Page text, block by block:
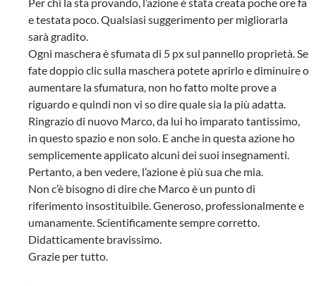
Per chi la sta provando, l’azione è stata creata poche ore fa
e testata poco. Qualsiasi suggerimento per migliorarla
sarà gradito.
Ogni maschera è sfumata di 5 px sul pannello proprietà. Se
fate doppio clic sulla maschera potete aprirlo e diminuire o
aumentare la sfumatura, non ho fatto molte prove a
riguardo e quindi non vi so dire quale sia la più adatta.
Ringrazio di nuovo Marco, da lui ho imparato tantissimo,
in questo spazio e non solo. E anche in questa azione ho
semplicemente applicato alcuni dei suoi insegnamenti.
Pertanto, a ben vedere, l’azione è più sua che mia.
Non c’è bisogno di dire che Marco è un punto di
riferimento insostituibile. Generoso, professionalmente e
umanamente. Scientificamente sempre corretto.
Didatticamente bravissimo.
Grazie per tutto.